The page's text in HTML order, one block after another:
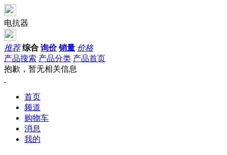
电抗器
推荐 综合 询价 销量 价格
产品搜索 产品分类 产品首页
抱歉，暂无相关信息
首页
频道
购物车
消息
我的